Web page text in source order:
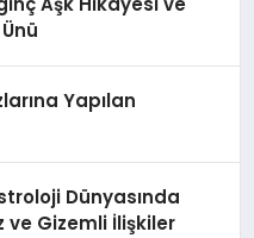
Yapılan
Dünyasında
ve Gizemli İlişkiler